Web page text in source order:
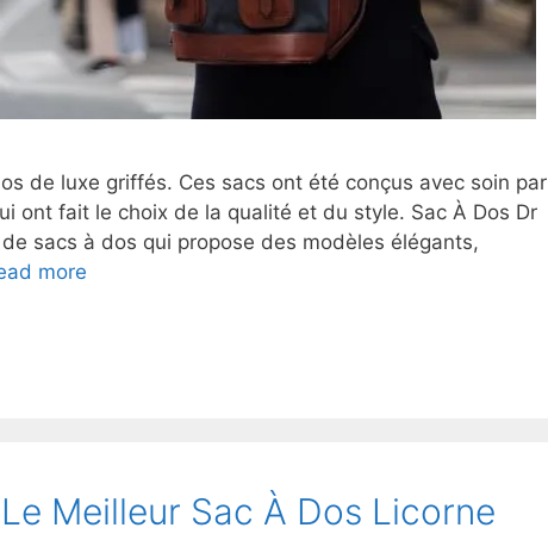
de luxe griffés. Ces sacs ont été conçus avec soin par
ont fait le choix de la qualité et du style. Sac À Dos Dr
sacs à dos qui propose des modèles élégants,
more
Meilleur Sac À Dos Licorne